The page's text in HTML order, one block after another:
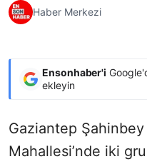
Haber Merkezi
Ensonhaber'i
ekleyin
Gaziantep
Mahallesi’nde iki